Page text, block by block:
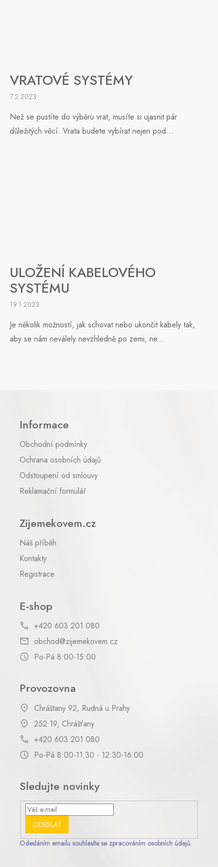
VRATOVÉ SYSTÉMY
7.2.2023
Než se pustíte do výběru vrat, musíte si ujasnit pár
důležitých věcí. Vrata budete vybírat nejen pod...
ULOŽENÍ KABELOVÉHO
SYSTÉMU
19.1.2023
Je několik možností, jak schovat nebo ukončit kabely tak,
aby se nám neválely nevzhledně po zemi, ne...
Informace
Obchodní podmínky
Ochrana osobních údajů
Odstoupení od smlouvy
Reklamační formulář
Zijemekovem.cz
Náš příběh
Kontakty
Registrace
E-shop
+420 603 201 080
obchod@zijemekovem.cz
Po-Pá 8:00-15:00
Provozovna
Chráštany 92, Rudná u Prahy
252 19, Chrášťany
+420 603 201 080
Po-Pá 8:00-11:30 - 12:30-16:00
Sledujte novinky
ODESLAT
Odesláním emailu souhlasíte se zpracováním osobních údajů.